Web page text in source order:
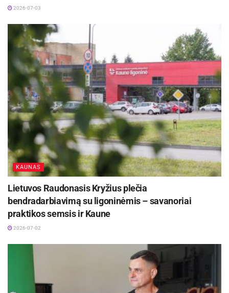
2026-07-03
KAUNAS
Lietuvos Raudonasis Kryžius plečia
bendradarbiavimą su ligoninėmis – savanoriai
praktikos semsis ir Kaune
2026-07-02